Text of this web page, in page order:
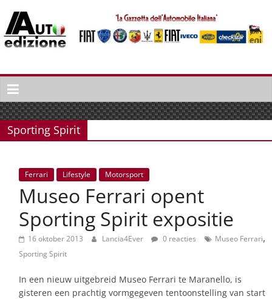
naar
inhoud
Auto
Edizione
La
Gazetta
dell'Automobile
Italiaans
autonieuws
lifestyle
Sporting Spirit
Ferrari Lifestyle Motorsport
Museo Ferrari opent
Sporting Spirit expositie
16 oktober 2013 Lancia4Ever 0 reacties Museo Ferrari,
Sporting Spirit
In een nieuw uitgebreid Museo Ferrari te Maranello, is
gisteren een prachtig vormgegeven tentoonstelling van start